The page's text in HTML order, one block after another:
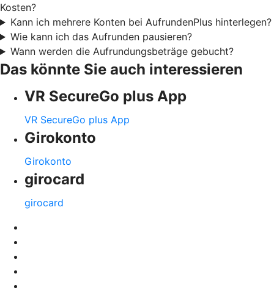
Kosten?
Kann ich mehrere Konten bei AufrundenPlus hinterlegen?
Wie kann ich das Aufrunden pausieren?
Wann werden die Aufrundungsbeträge gebucht?
Das könnte Sie auch interessieren
VR SecureGo plus App
VR SecureGo plus App
Girokonto
Girokonto
girocard
girocard